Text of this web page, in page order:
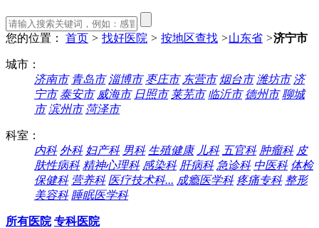
您的位置： 首页 > 找好医院 > 按地区查找 >山东省 >济宁市
城市：
济南市 青岛市 淄博市 枣庄市 东营市 烟台市 潍坊市 济
宁市 泰安市 威海市 日照市 莱芜市 临沂市 德州市 聊城
市 滨州市 菏泽市
科室：
内科 外科 妇产科 男科 生殖健康 儿科 五官科 肿瘤科 皮
肤性病科 精神心理科 感染科 肝病科 急诊科 中医科 体检
保健科 营养科 医疗技术科... 成瘾医学科 疼痛专科 整形
美容科 睡眠医学科
所有医院 专科医院